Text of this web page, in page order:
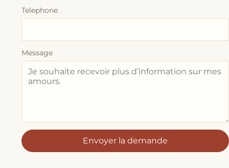
Telephone
Message
Envoyer la demande